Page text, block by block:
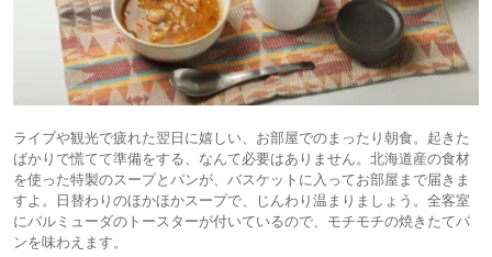
ライブや観光で疲れた翌日に嬉しい、お部屋でのまったり朝食。起きた
ばかりで慌てて準備をする、なんて必要はありません。北海道産の食材
を使った特製のスープとパンが、バスケットに入ってお部屋まで届きま
すよ。日替わりのほかほかスープで、じんわり温まりましょう。全客室
にバルミューダのトースターが付いているので、モチモチの焼きたてパ
ンを味わえます。